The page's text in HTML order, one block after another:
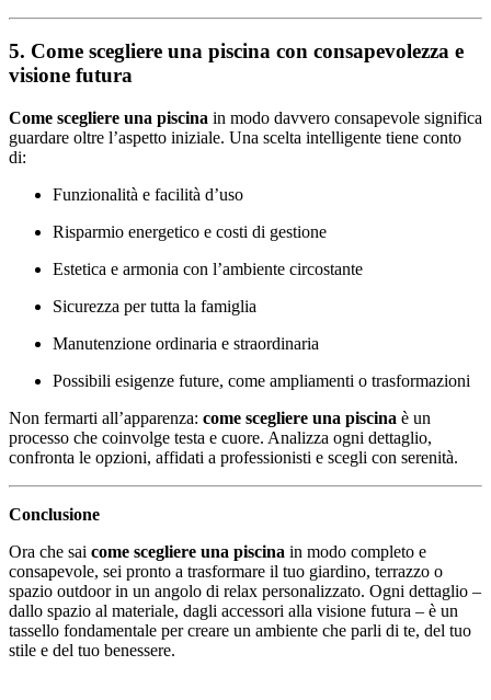
5. Come scegliere una piscina con consapevolezza e
visione futura
Come scegliere una piscina in modo davvero consapevole significa
guardare oltre l’aspetto iniziale. Una scelta intelligente tiene conto
di:
Funzionalità e facilità d’uso
Risparmio energetico e costi di gestione
Estetica e armonia con l’ambiente circostante
Sicurezza per tutta la famiglia
Manutenzione ordinaria e straordinaria
Possibili esigenze future, come ampliamenti o trasformazioni
Non fermarti all’apparenza: come scegliere una piscina è un
processo che coinvolge testa e cuore. Analizza ogni dettaglio,
confronta le opzioni, affidati a professionisti e scegli con serenità.
Conclusione
Ora che sai come scegliere una piscina in modo completo e
consapevole, sei pronto a trasformare il tuo giardino, terrazzo o
spazio outdoor in un angolo di relax personalizzato. Ogni dettaglio –
dallo spazio al materiale, dagli accessori alla visione futura – è un
tassello fondamentale per creare un ambiente che parli di te, del tuo
stile e del tuo benessere.